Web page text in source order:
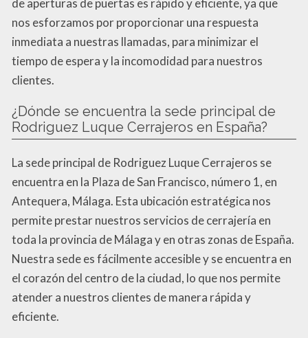
nos esforzamos por proporcionar una respuesta
inmediata a nuestras llamadas, para minimizar el
tiempo de espera y la incomodidad para nuestros
clientes.
¿Dónde se encuentra la sede principal de
Rodriguez Luque Cerrajeros en España?
La sede principal de Rodriguez Luque Cerrajeros se
encuentra en la Plaza de San Francisco, número 1, en
Antequera, Málaga. Esta ubicación estratégica nos
permite prestar nuestros servicios de cerrajería en
toda la provincia de Málaga y en otras zonas de España.
Nuestra sede es fácilmente accesible y se encuentra en
el corazón del centro de la ciudad, lo que nos permite
atender a nuestros clientes de manera rápida y
eficiente.